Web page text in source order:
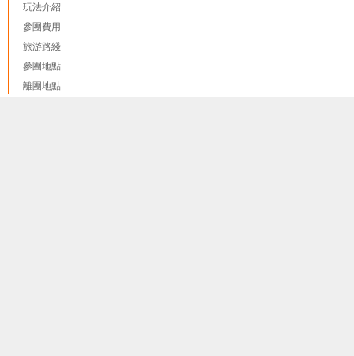
玩法介紹
參團費用
旅游路綫
參團地點
離團地點